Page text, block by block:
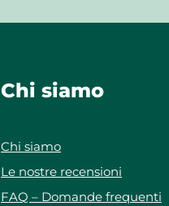
Chi siamo
Chi siamo
Le nostre recensioni
FAQ – Domande frequenti